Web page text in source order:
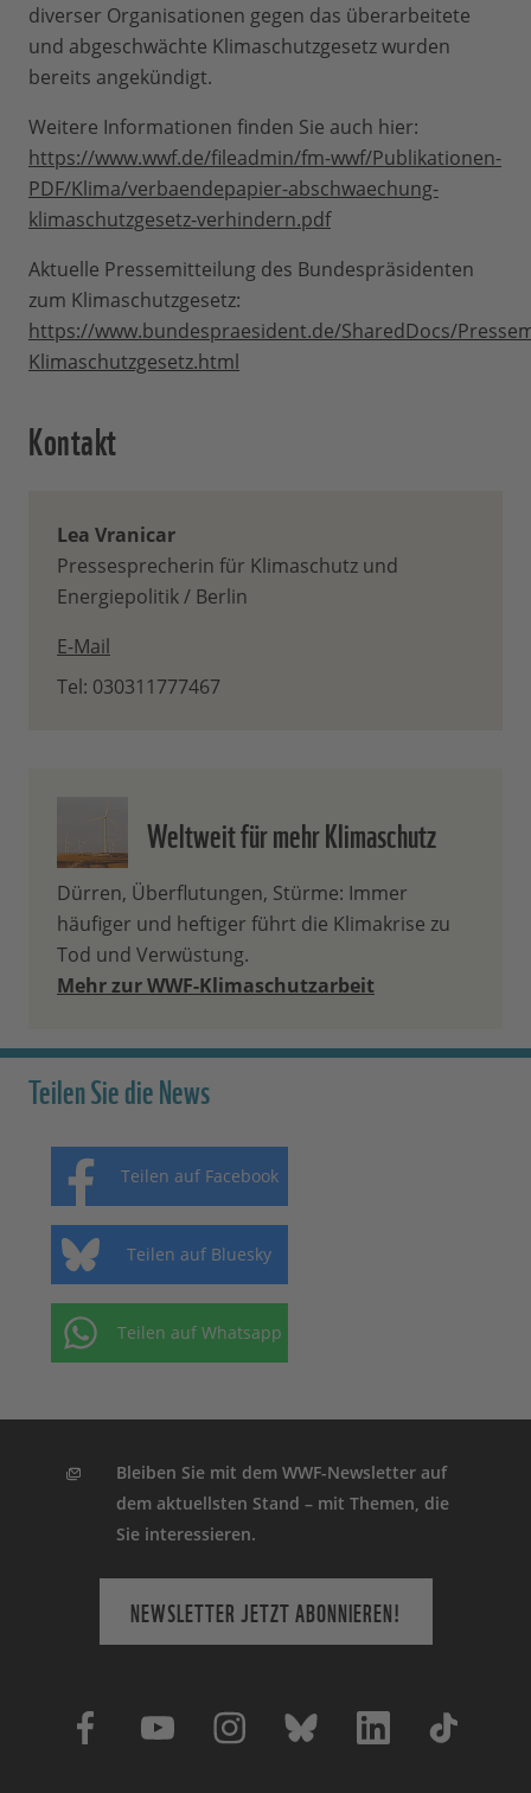
diverser Organisationen gegen das überarbeitete
und abgeschwächte Klimaschutzgesetz wurden
bereits angekündigt.
Weitere Informationen finden Sie auch hier:
https://www.wwf.de/fileadmin/fm-wwf/Publikationen-
PDF/Klima/verbaendepapier-abschwaechung-
klimaschutzgesetz-verhindern.pdf
Aktuelle Pressemitteilung des Bundespräsidenten
zum Klimaschutzgesetz:
https://www.bundespraesident.de/SharedDocs/
Klimaschutzgesetz.html
Kontakt
Lea Vranicar
Pressesprecherin für Klimaschutz und
Energiepolitik / Berlin
E-Mail
Tel: 030311777467
Weltweit für mehr Klimaschutz
Dürren, Überflutungen, Stürme: Immer
häufiger und heftiger führt die Klimakrise zu
Tod und Verwüstung.
Mehr zur WWF-Klimaschutzarbeit
Teilen Sie die News
Teilen auf Facebook
Teilen auf Bluesky
Teilen auf Whatsapp
Bleiben Sie mit dem WWF-Newsletter auf
dem aktuellsten Stand – mit Themen, die
Sie interessieren.
NEWSLETTER JETZT ABONNIEREN!